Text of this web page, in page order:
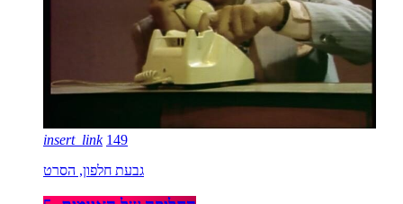
insert_link 149
גבעת חלפון, הסרט